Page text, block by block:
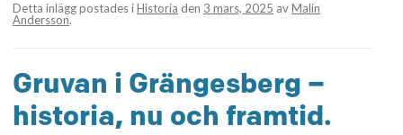
Detta inlägg postades iHistoria den 3 mars, 2025 avMalin
Andersson.
Gruvan i Grängesberg –
historia, nu och framtid.